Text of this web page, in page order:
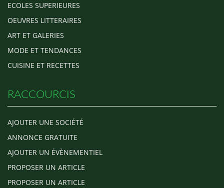
ECOLES SUPERIEURES
OEUVRES LITTERAIRES
ART ET GALERIES
MODE ET TENDANCES
CUISINE ET RECETTES
RACCOURCIS
AJOUTER UNE SOCIÉTÉ
ANNONCE GRATUITE
AJOUTER UN ÉVÈNEMENTIEL
PROPOSER UN ARTICLE
PROPOSER UN ARTICLE